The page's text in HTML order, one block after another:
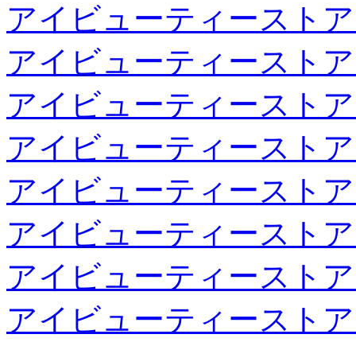
アイビューティースト
アイビューティースト
アイビューティースト
アイビューティースト
アイビューティースト
アイビューティースト
アイビューティースト
アイビューティースト